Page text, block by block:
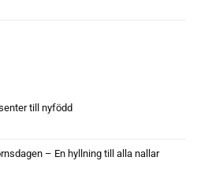
till nyfödd
– En hyllning till alla nallar